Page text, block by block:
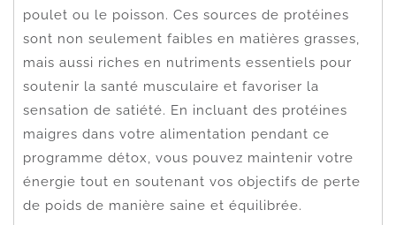
poulet ou le poisson. Ces sources de protéines
sont non seulement faibles en matières grasses,
mais aussi riches en nutriments essentiels pour
soutenir la santé musculaire et favoriser la
sensation de satiété. En incluant des protéines
maigres dans votre alimentation pendant ce
programme détox, vous pouvez maintenir votre
énergie tout en soutenant vos objectifs de perte
de poids de manière saine et équilibrée.